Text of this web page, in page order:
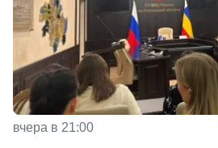
вчера в 21:00